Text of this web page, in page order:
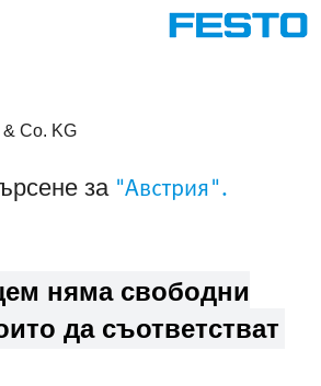
Co. KG(настояща
за"Австрия".
няма свободни
да съответстват